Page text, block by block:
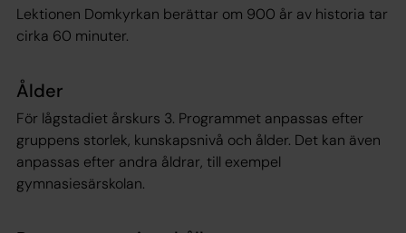
Lektionen Domkyrkan berättar om 900 år av historia tar
cirka 60 minuter.
Ålder
För lågstadiet årskurs 3. Programmet anpassas efter
gruppens storlek, kunskapsnivå och ålder. Det kan även
anpassas efter andra åldrar, till exempel
gymnasiesärskolan.